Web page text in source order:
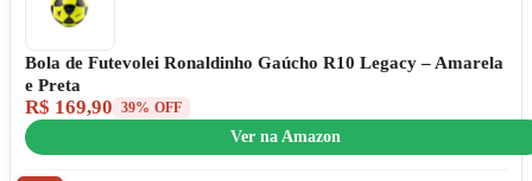
Bola de Futevolei Ronaldinho Gaúcho R10 Legacy – Amarela
e Preta
R$ 169,90 39% OFF
Ver na Amazon